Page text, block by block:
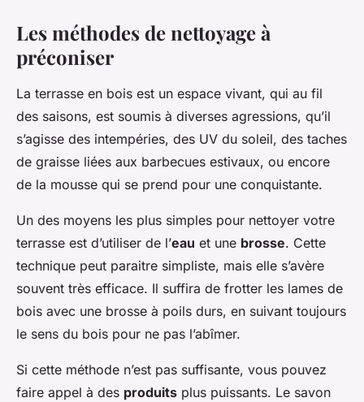
Les méthodes de nettoyage à
préconiser
La terrasse en bois est un espace vivant, qui au fil
des saisons, est soumis à diverses agressions, qu’il
s’agisse des intempéries, des UV du soleil, des taches
de graisse liées aux barbecues estivaux, ou encore
de la mousse qui se prend pour une conquistante.
Un des moyens les plus simples pour nettoyer votre
terrasse est d’utiliser de l’eau et une brosse. Cette
technique peut paraitre simpliste, mais elle s’avère
souvent très efficace. Il suffira de frotter les lames de
bois avec une brosse à poils durs, en suivant toujours
le sens du bois pour ne pas l’abîmer.
Si cette méthode n’est pas suffisante, vous pouvez
faire appel à des produits plus puissants. Le savon